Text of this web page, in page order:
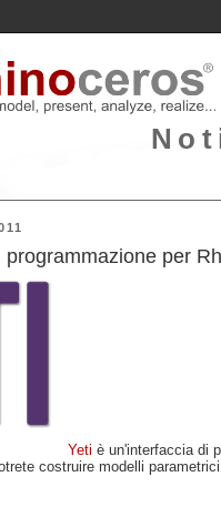
per
Yeti è un'interfaccia di
costruire modelli